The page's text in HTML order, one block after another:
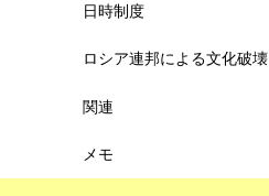
日時制度
ロシア連邦による文化破壊
関連
メモ